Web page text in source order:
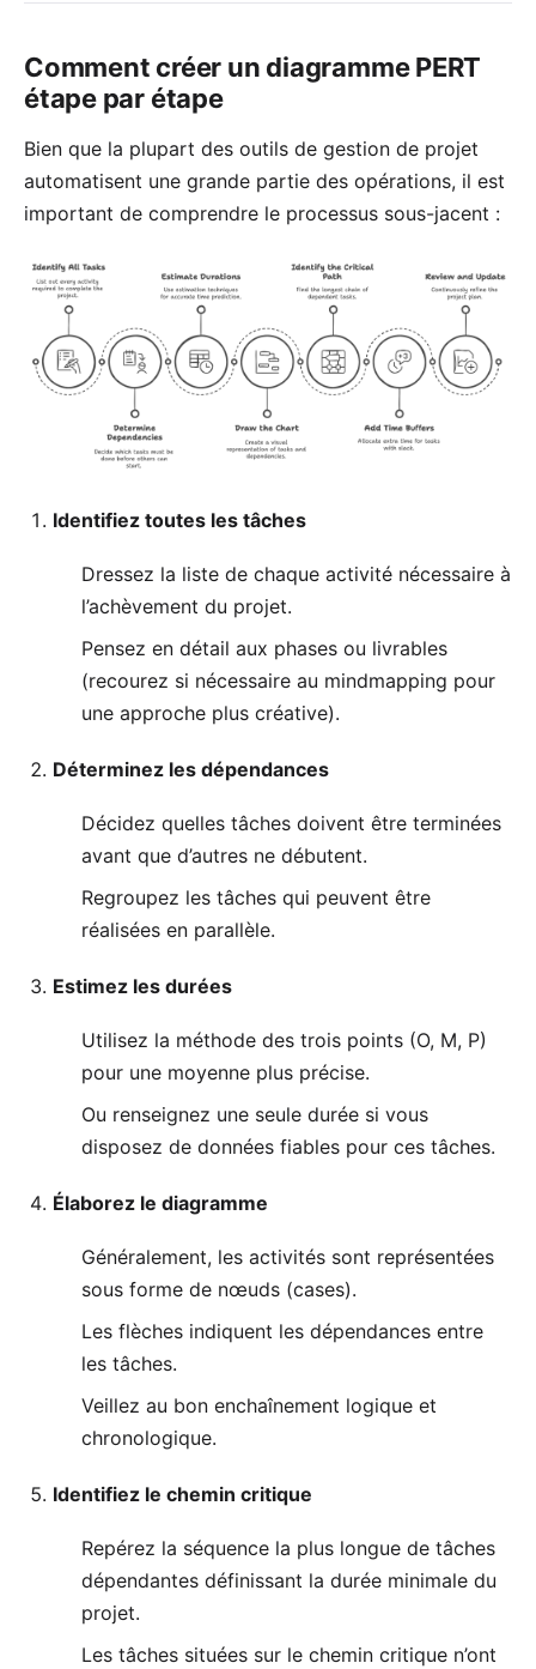
Comment créer un diagramme PERT
étape par étape
Bien que la plupart des outils de gestion de projet
automatisent une grande partie des opérations, il est
important de comprendre le processus sous-jacent :
Identifiez toutes les tâches
Dressez la liste de chaque activité nécessaire à
l’achèvement du projet.
Pensez en détail aux phases ou livrables
(recourez si nécessaire au mindmapping pour
une approche plus créative).
Déterminez les dépendances
Décidez quelles tâches doivent être terminées
avant que d’autres ne débutent.
Regroupez les tâches qui peuvent être
réalisées en parallèle.
Estimez les durées
Utilisez la méthode des trois points (O, M, P)
pour une moyenne plus précise.
Ou renseignez une seule durée si vous
disposez de données fiables pour ces tâches.
Élaborez le diagramme
Généralement, les activités sont représentées
sous forme de nœuds (cases).
Les flèches indiquent les dépendances entre
les tâches.
Veillez au bon enchaînement logique et
chronologique.
Identifiez le chemin critique
Repérez la séquence la plus longue de tâches
dépendantes définissant la durée minimale du
projet.
Les tâches situées sur le chemin critique n’ont